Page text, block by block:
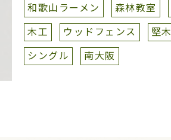
和歌山ラーメン
森林教室
木工
ウッドフェンス 堅木
シングル
南大阪